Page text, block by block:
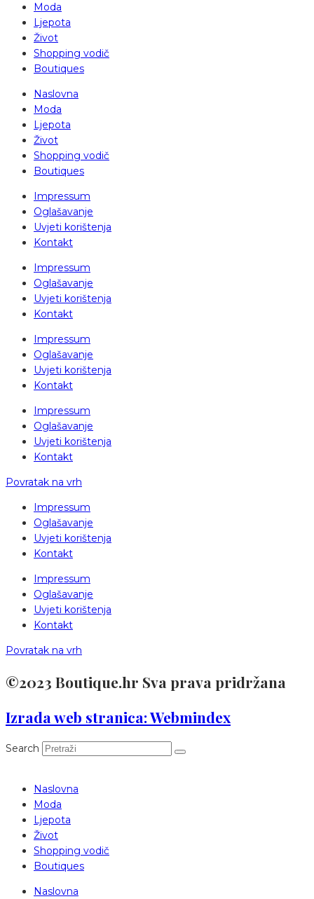
Moda
Ljepota
Život
Shopping vodič
Boutiques
Naslovna
Moda
Ljepota
Život
Shopping vodič
Boutiques
Impressum
Oglašavanje
Uvjeti korištenja
Kontakt
Impressum
Oglašavanje
Uvjeti korištenja
Kontakt
Impressum
Oglašavanje
Uvjeti korištenja
Kontakt
Impressum
Oglašavanje
Uvjeti korištenja
Kontakt
Povratak na vrh
Impressum
Oglašavanje
Uvjeti korištenja
Kontakt
Impressum
Oglašavanje
Uvjeti korištenja
Kontakt
Povratak na vrh
©2023 Boutique.hr Sva prava pridržana
Izrada web stranica: Webmindex
Search
Naslovna
Moda
Ljepota
Život
Shopping vodič
Boutiques
Naslovna